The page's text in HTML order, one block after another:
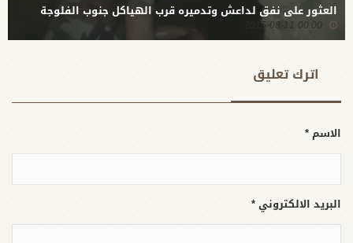
العثور على نفق لداعش وتدميره قرب الهياكل جنوب الفلوجة
00:00 2015-08-11
اترك تعلیق
الاسم *
البريد الالكتروني *